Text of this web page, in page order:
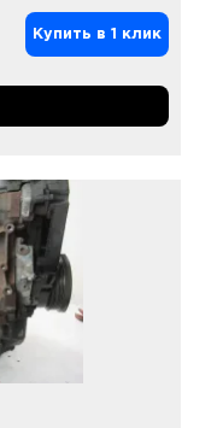
Купить в 1 клик